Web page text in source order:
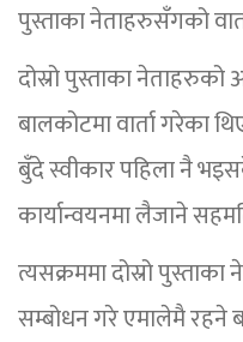
पुस्ताका नेताहरुसँगको
दोस्रो पुस्ताका
बालकोटमा वार्ता गरेका
बुँदे स्वीकार पहिला नै
कार्यान्वयनमा लैजाने
त्यसक्रममा दोस्रो
सम्बोधन गरे एमालेमै रहने